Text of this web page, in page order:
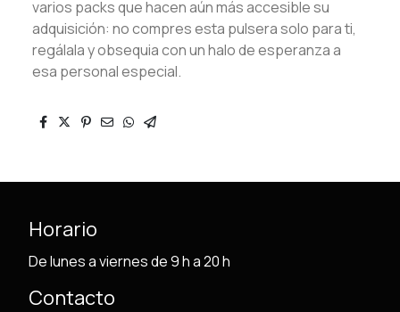
varios packs que hacen aún más accesible su
adquisición: no compres esta pulsera solo para ti,
regálala y obsequia con un halo de esperanza a
esa personal especial.
Horario
De lunes a viernes de 9 h a 20 h
Contacto